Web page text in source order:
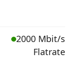
2000 Mbit/s
Flatrate